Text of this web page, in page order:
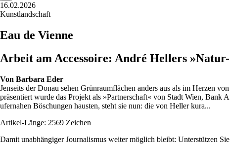
16.02.2026
Kunstlandschaft
Eau de Vienne
Arbeit am Accessoire: André Hellers
Von Barbara Eder
Jenseits der Donau sehen Grünraumflächen anders aus als im Herzen
präsentiert wurde das Projekt als »Partnerschaft« von Stadt Wien,
ufernahen Böschungen hausten, steht sie nun: die von Heller kura...
Artikel-Länge: 2569 Zeichen
Damit unabhängiger Journalismus weiter möglich bleibt: Unterstützen